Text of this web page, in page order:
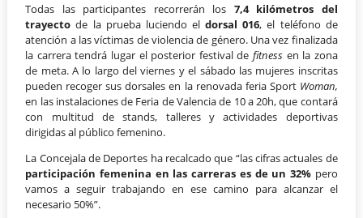
Todas las participantes recorrerán los 7,4 kilómetros del
trayecto de la prueba luciendo eldorsal 016, el teléfono de
atención a las víctimas de violencia de género. Una vez finalizada
la carrera tendrá lugar el posterior festival de fitnessen la zona
de meta. A lo largo del viernes y el sábado las mujeres inscritas
pueden recoger sus dorsales en la renovada feria Sport Woman,
en las instalaciones de Feria de Valencia de 10 a 20h, que contará
con multitud de stands, talleres y actividades deportivas
dirigidas al público femenino.
La Concejala de Deportes ha recalcado que “las cifras actuales de
participación femenina en las carreras es de un 32%pero
vamos a seguir trabajando en ese camino para alcanzar el
necesario 50%”.